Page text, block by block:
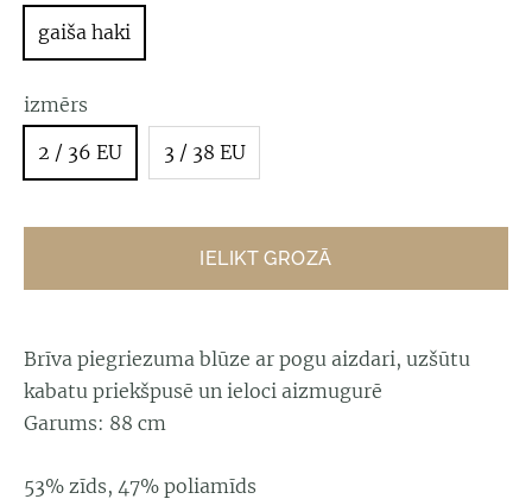
gaiša haki
izmērs
2 / 36 EU
3 / 38 EU
IELIKT GROZĀ
Brīva piegriezuma blūze ar pogu aizdari, uzšūtu
kabatu priekšpusē un ieloci aizmugurē
Garums: 88 cm
53% zīds, 47% poliamīds